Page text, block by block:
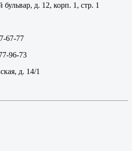
д. 12, корп. 1, стр. 1
67-77
96-73
д. 14/1